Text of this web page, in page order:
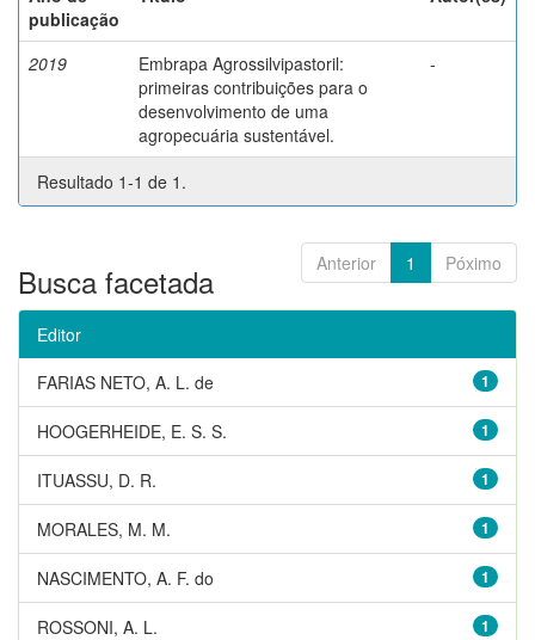
publicação
2019
Embrapa Agrossilvipastoril:
primeiras contribuições para o
desenvolvimento de uma
agropecuária sustentável.
-
Resultado 1-1 de 1.
Anterior 1 Póximo
Busca facetada
Editor
1
FARIAS NETO, A. L. de
1
HOOGERHEIDE, E. S. S.
1
ITUASSU, D. R.
1
MORALES, M. M.
1
NASCIMENTO, A. F. do
1
ROSSONI, A. L.